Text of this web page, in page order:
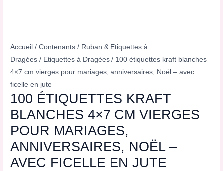
Accueil /Contenants / Ruban & Etiquettes à
Dragées / Etiquettes à Dragées / 100 étiquettes kraft blanches
4×7 cm vierges pour mariages, anniversaires, Noël – avec
ficelle en jute
100 ÉTIQUETTES KRAFT
BLANCHES 4×7 CM VIERGES
POUR MARIAGES,
ANNIVERSAIRES, NOËL –
AVEC FICELLE EN JUTE